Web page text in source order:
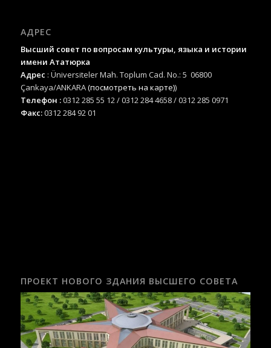
АДРЕС
Высший совет по вопросам культуры, языка и истории
имени Ататюрка
Адрес : Üniversiteler Mah. Toplum Cad. No.: 5 06800
Çankaya/ANKARA(посмотреть на карте))
Телефон :0312 285 55 12 / 0312 284 4658 / 0312 285 0971
Факс:0312 284 92 01
ПРОЕКТ НОВОГО ЗДАНИЯ ВЫСШЕГО СОВЕТА